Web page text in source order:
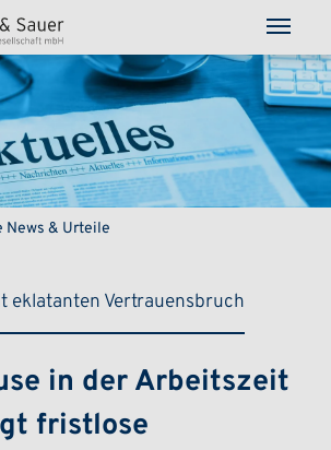
News & Urteile
eklatanten Vertrauensbruch
in der Arbeitszeit
fristlose